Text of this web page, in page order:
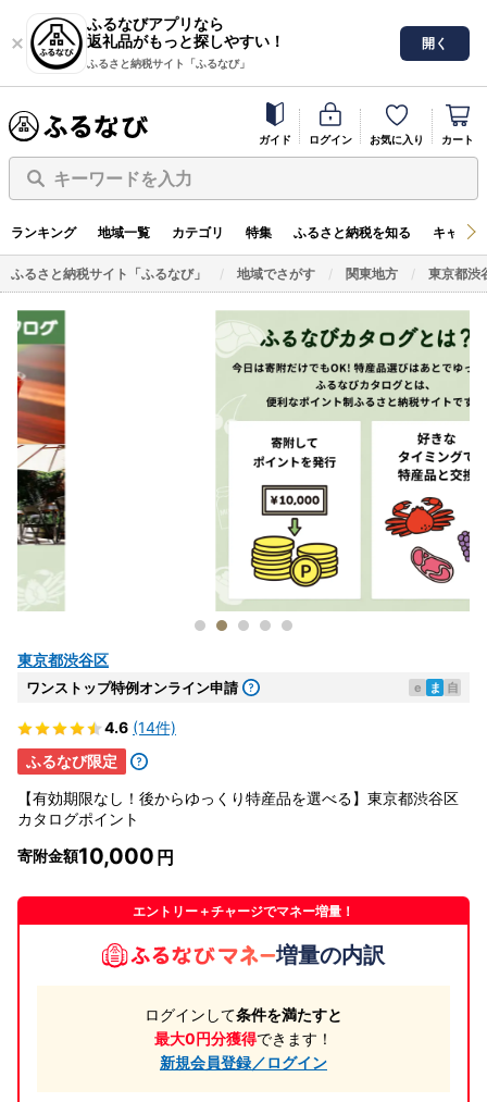
ふるなびアプリなら
返礼品がもっと探しやすい！
ふるさと納税サイト「ふるなび」
開く
ガイド ログイン お気に入り カート
キーワードを入力
ランキング 地域一覧 カテゴリ 特集 ふるさと納税を知る キャン
ふるさと納税サイト「ふるなび」 地域でさがす 関東地方 東京都渋
東京都渋谷区
ワンストップ特例オンライン申請 e ま 自
4.6 (14件)
ふるなび限定
【有効期限なし！後からゆっくり特産品を選べる】東京都渋谷区
カタログポイント
寄附金額10,000
エントリー＋チャージでマネー増量！
増量の内訳
ログインして条件を満たすと
最大0円分獲得できます！
新規会員登録／ログイン